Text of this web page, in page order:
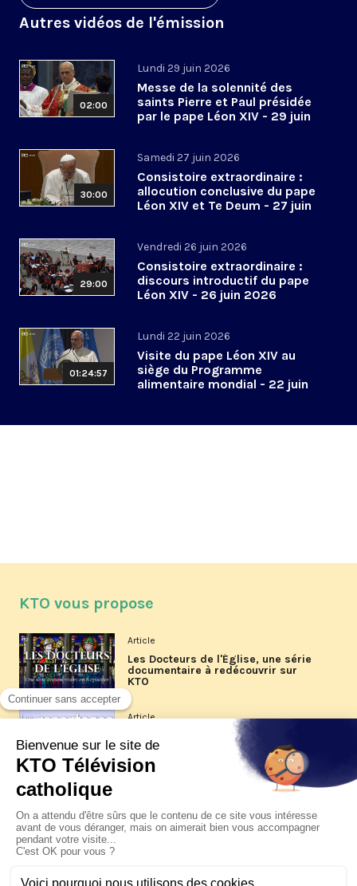
Autres vidéos de l'émission
02:00
Lundi 29 juin 2026
Messe de la solennité des
saints Pierre et Paul présidée
par le pape Léon XIV - 29 juin
30:00
Samedi 27 juin 2026
Consistoire extraordinaire :
allocution conclusive du pape
Léon XIV et Te Deum - 27 juin
29:00
Vendredi 26 juin 2026
Consistoire extraordinaire :
discours introductif du pape
Léon XIV - 26 juin 2026
01:24:57
Lundi 22 juin 2026
Visite du pape Léon XIV au
siège du Programme
alimentaire mondial - 22 juin
KTO vous propose
Article
Les Docteurs de l'Église, une série
documentaire à redécouvrir sur
KTO
Article
Les reportages d'été 2026 de KTO
La visite pastorale du pape Léon
XIV à Assise à suivre sur KTO le
jeudi 6 août